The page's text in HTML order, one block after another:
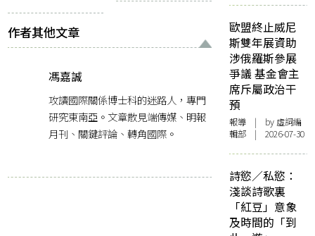
作者其他文章
馮嘉誠
攻讀國際關係博士科的迷路人，專門
研究東南亞。文章散見端傳媒、明報
月刊、關鍵評論、轉角國際。
歐盟終止威尼
斯雙年展資助
涉俄羅斯參展
爭議 基金會主
席斥屬政治干
預
報導 | by 虛詞編
輯部 | 2026-07-30
詩慾／私慾：
淺談詩歌裏
「紅豆」意象
及時間的「到